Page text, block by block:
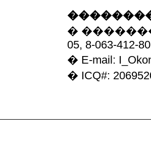
�
05, 8-063-412-
� E-mail:
� ICQ#: